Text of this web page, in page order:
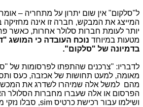
ל"סלקום" אין שום יתרון על מתחריה –
המייצג את המבקש, חברה זו אינה מחזיקה
מטעות במיוחד
בדמיונה של "סלקום".
לדבריו: "צרכנים שהתפתו לפרסומות של
מאומה, למעט תחושות של אכזבה, כעס
מהם למשל אלה שמיהרו לשדרג את
הפרסום או אלה שעברו מחברות הסלולר
ושילמו עבור רכישת כרטיס sim, סבלו נזקי